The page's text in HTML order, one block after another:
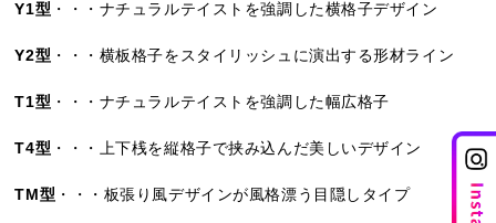
Y1型 ・・・ナチュラルテイストを強調した横格子デザイン
Y2型 ・・・横板格子をスタイリッシュに演出する形材ライン
T1型 ・・・ナチュラルテイストを強調した幅広格子
T4型 ・・・上下桟を縦格子で挟み込んだ美しいデザイン
TM型 ・・・板張り風デザインが風格漂う目隠しタイプ